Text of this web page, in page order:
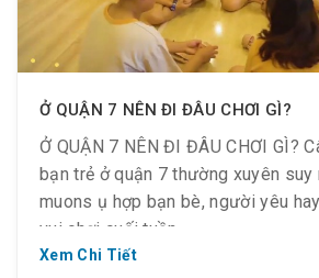
✅ Xông hơi tại chuỗi các phòng
Bắc, Đá núi lửa, Đá muối Himalaya,
Hinoki…
Ở QUẬN 7 NÊN ĐI ĐÂU CHƠI GÌ?
Ở QUẬN 7 NÊN ĐI ĐÂU CHƠI GÌ?
bạn trẻ ở quận 7 thường xuyên suy
muons ụ hợp bạn bè, người yêu
vui chơi cuối tuần.
Xem Chi Tiết